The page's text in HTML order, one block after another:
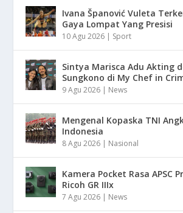
Ivana Španović Vuleta
Gaya Lompat Yang Presisi
10 Agu 2026 | Sport
Sintya Marisca Adu Akting
Sungkono di My Chef in
9 Agu 2026 | News
Mengenal Kopaska TNI
Indonesia
8 Agu 2026 | Nasional
Kamera Pocket Rasa APSC
Ricoh GR IIIx
7 Agu 2026 | News